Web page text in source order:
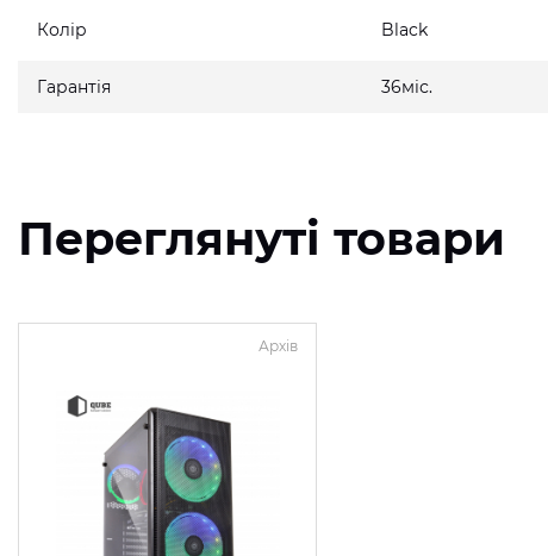
Колір Black
Гарантія 36міс.
Переглянуті товари
Архів